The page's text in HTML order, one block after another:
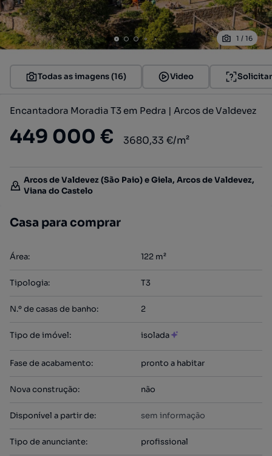
1 / 16
Todas as imagens (16) Video
Encantadora Moradia T3 em Pedra | Arcos de Valdevez
449 000 € 3680,33 €/m²
Arcos de Valdevez (São Paio) e Giela, Arcos de Valdevez,
Viana do Castelo
Casa para comprar
Área: 122 m²
Tipologia: T3
N.º de casas de banho: 2
Tipo de imóvel: isolada
Fase de acabamento: pronto a habitar
Nova construção: não
Disponível a partir de: sem informação
Tipo de anunciante: profissional